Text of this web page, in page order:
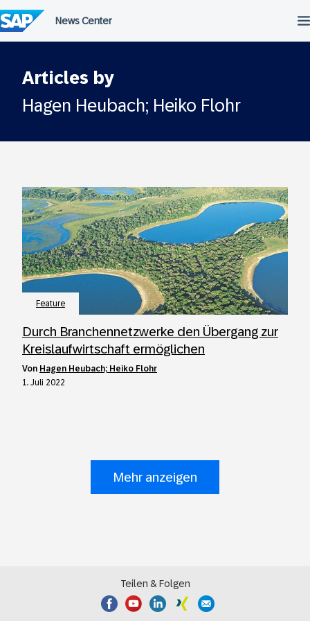
Articles by
Hagen Heubach; Heiko Flohr
Feature
Durch Branchennetzwerke den Übergang zur
Kreislaufwirtschaft ermöglichen
von Hagen Heubach; Heiko Flohr
1. Juli 2022
Mehr anzeigen
Teilen & Folgen